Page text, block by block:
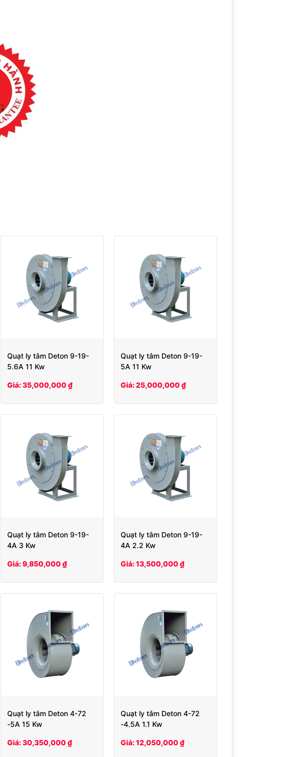
Quạt ly tâm Deton 9-19-
5.6A 11 Kw
Giá: 35,000,000 ₫
Quạt ly tâm Deton 9-19-
5A 11 Kw
Giá: 25,000,000 ₫
Quạt ly tâm Deton 9-19-
4A 3 Kw
Giá: 9,850,000 ₫
Quạt ly tâm Deton 9-19-
4A 2.2 Kw
Giá: 13,500,000 ₫
Quạt ly tâm Deton 4-72
-5A 15 Kw
Giá: 30,350,000 ₫
Quạt ly tâm Deton 4-72
-4.5A 1.1 Kw
Giá: 12,050,000 ₫